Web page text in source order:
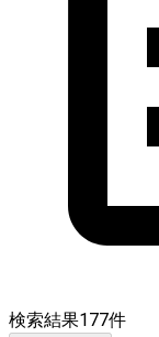
検索結果177件